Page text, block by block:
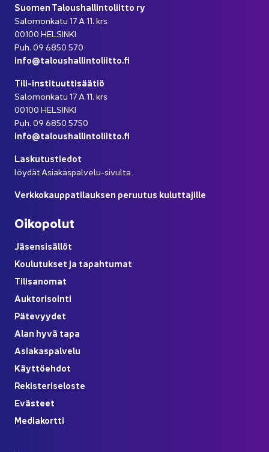
Suo­men Ta­lous­hal­lin­to­liit­to ry
Sa­lo­mon­ka­tu 17 A 11. krs
00100 HEL­SIN­KI
Puh. 09 6850 570
info@ta­lous­hal­lin­to­liit­to.fi
Tili-​instituuttisäätiö
Sa­lo­mon­ka­tu 17 A 11. krs
00100 HEL­SIN­KI
Puh. 09 6850 5750
info@ta­lous­hal­lin­to­liit­to.fi
Las­ku­tus­tie­dot
löy­dät Asiakaspalvelu-​sivulta
Verk­ko­kaup­pa­ti­lauk­sen pe­ruu­tus ku­lut­ta­jil­le
Oi­ko­po­lut
Jä­sen­si­säl­löt
Kou­lu­tuk­set ja ta­pah­tu­mat
Ti­li­sa­no­mat
Auk­to­ri­soin­ti
Pä­te­vyy­det
Alan hyvä tapa
Asia­kas­pal­ve­lu
Käyt­tö­eh­dot
Re­kis­te­ri­se­los­te
Eväs­teet
Me­dia­kort­ti